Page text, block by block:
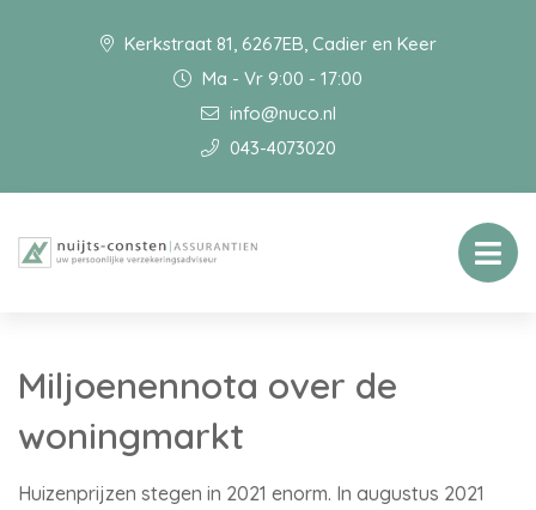
Kerkstraat 81, 6267EB, Cadier en Keer
Ma - Vr 9:00 - 17:00
info@nuco.nl
043-4073020
Miljoenennota over de
woningmarkt
Huizenprijzen stegen in 2021 enorm. In augustus 2021